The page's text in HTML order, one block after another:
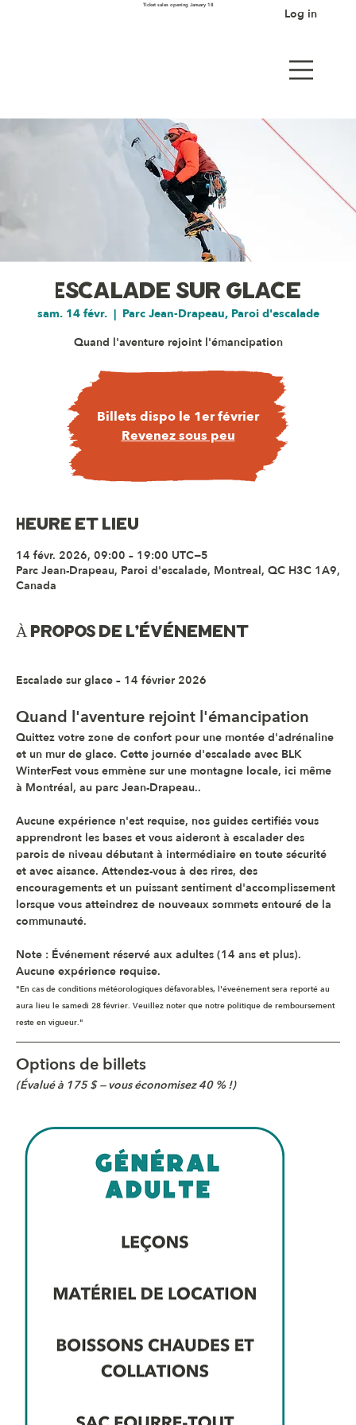
Log in
Ticket sales opening January 18
Escalade sur glace
sam. 14 févr.
  |
Parc Jean-Drapeau, Paroi d'escalade
Quand l'aventure rejoint l'émancipation
Billets dispo le 1er février
Revenez sous peu
Heure et lieu
14 févr. 2026, 09:00 – 19:00 UTC−5
Parc Jean-Drapeau, Paroi d'escalade, Montreal, QC H3C 1A9,
Canada
À propos de l'événement
Escalade sur glace – 14 février 2026
Quand l'aventure rejoint l'émancipation
Quittez votre zone de confort pour une montée d'adrénaline
et un mur de glace. Cette journée d'escalade avec BLK
WinterFest vous emmène sur une montagne locale, ici même
à Montréal, au parc Jean-Drapeau..
Aucune expérience n'est requise, nos guides certifiés vous
apprendront les bases et vous aideront à escalader des
parois de niveau débutant à intermédiaire en toute sécurité
et avec aisance. Attendez-vous à des rires, des
encouragements et un puissant sentiment d'accomplissement
lorsque vous atteindrez de nouveaux sommets entouré de la
communauté.
Note : Événement réservé aux adultes (14 ans et plus).
Aucune expérience requise.
"En cas de conditions météorologiques défavorables, l'éveénement sera reporté au
aura lieu le samedi 28 février. Veuillez noter que notre politique de remboursement
reste en vigueur."
Options de billets
(Évalué à 175 $ — vous économisez 40 % !)